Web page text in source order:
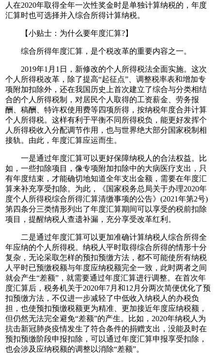
人在2020年取得全年一次性奖金时是单独计算纳税的，年度
汇算时也可选择并入综合所得计算纳税。
【小贴士：为什么要年度汇算?】
综合所得年度汇算，是个税改革的重要内容之一。
2019年1月1日，新修改的个人所得税法全面实施。这次
个人所得税改革，除了提高“起征点”、调整税率表和增加专
项附加扣除外，还在我国历史上首次建立了综合与分类相结
合的个人所得税制，对居民个人取得的工资薪金、劳务报
酬、稿酬、特许权使用费等四项所得，按纳税年度合并计算
个人所得税。这样有利于平衡不同所得税负，能更好发挥个
人所得税收入分配调节作用，也与世界绝大部分国家税制相
接轨。由此，年度汇算应运而生。
一是通过年度汇算可以更好保障纳税人的合法权益。比
如，一些扣除项目，像专项附加扣除中的大病医疗支出，只
有年度结束，才能确切地知道全年支出金额，需要在年度汇
算来补充享受扣除。为此，《国家税务总局关于办理2020年
度个人所得税综合所得汇算清缴事项的公告》(2021年第2号)
第四条分三类情形列出了年度汇算期间可以享受的税前扣除
项目，提醒纳税人查遗补漏，充分享受改革红利。
二是通过年度汇算可以更加准确计算纳税人综合所得全
年应纳的个人所得税。纳税人平时取得综合所得的情形十分
复杂，无论采取怎样的预扣预缴方法，都不可能使所有纳税
人平时已预缴税额与年度应纳税额完全一致，此时两者之间
就会产生“差额”，就需要通过年度汇算进行调整。在首次年
度汇算后，税务机关于2020年7月和12月分两次简便优化了预
扣预缴方法，不仅进一步减轻了中低收入纳税人的办税负
担，也使预扣预缴税额更为精准、更加接近年度应纳税额，
但仍然无法完全避免“差额”的产生。比如，2020年纳税人为
抗击新冠肺炎疫情发生了符合条件的捐赠支出，没能及时在
预扣预缴阶段申报扣除，可以通过年度汇算申报享受扣除，
也会涉及应纳税额的调整以消除“差额”。